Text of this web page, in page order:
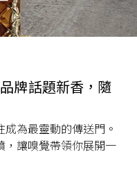
牌話題新香，隨
為最靈動的傳送門。
，讓嗅覺帶領你展開一